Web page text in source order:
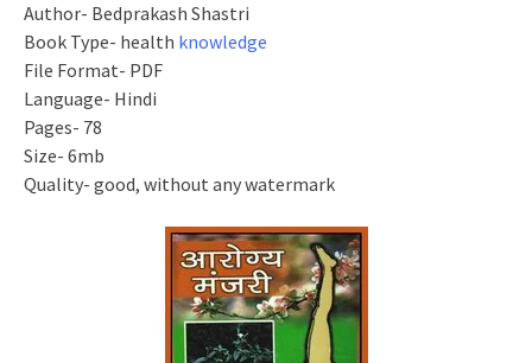
Author- Bedprakash Shastri
Book Type- health knowledge
File Format- PDF
Language- Hindi
Pages- 78
Size- 6mb
Quality- good, without any watermark